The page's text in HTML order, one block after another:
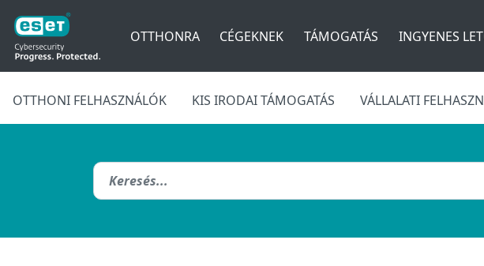
OTTHONRA CÉGEKNEK TÁMOGATÁS INGYENES
OTTHONI FELHASZNÁLÓK KIS IRODAI TÁMOGATÁS VÁLLALATI